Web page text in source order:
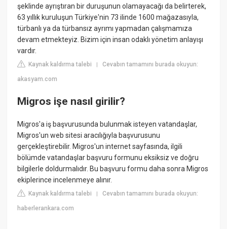
şeklinde ayrıştıran bir duruşunun olamayacağı da belirterek,
63 yıllık kuruluşun Türkiye'nin 73 ilinde 1600 mağazasıyla,
türbanlı ya da türbansız ayrımı yapmadan çalışmamıza
devam etmekteyiz. Bizim için insan odaklı yönetim anlayışı
vardır.
Kaynak kaldırma talebi |Cevabın tamamını burada okuyun:
akasyam.com
Migros işe nasıl girilir?
Migros'a iş başvurusunda bulunmak isteyen vatandaşlar,
Migros'un web sitesi aracılığıyla başvurusunu
gerçekleştirebilir. Migros'un internet sayfasında, ilgili
bölümde vatandaşlar başvuru formunu eksiksiz ve doğru
bilgilerle doldurmalıdır. Bu başvuru formu daha sonra Migros
ekiplerince incelenmeye alınır.
Kaynak kaldırma talebi |Cevabın tamamını burada okuyun:
haberlerankara.com